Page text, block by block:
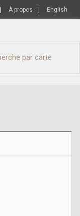
À propos English
par carte